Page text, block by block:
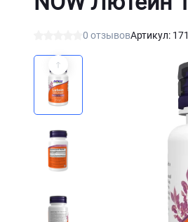
0 отзывовАртикул: